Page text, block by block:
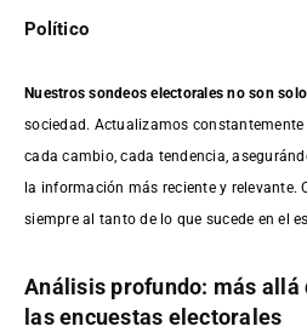
Político
Nuestros sondeos electorales no son
sociedad. Actualizamos
cada cambio, cada tendencia,
la información más reciente y relevante.
siempre al tanto de lo que sucede en el
Análisis profundo: más allá
las encuestas electorales